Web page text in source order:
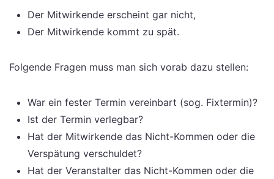
Der Mitwirkende erscheint gar nicht,
Der Mitwirkende kommt zu spät.
Folgende Fragen muss man sich vorab dazu stellen:
War ein fester Termin vereinbart (sog. Fixtermin)?
Ist der Termin verlegbar?
Hat der Mitwirkende das Nicht-Kommen oder die
Verspätung verschuldet?
Hat der Veranstalter das Nicht-Kommen oder die